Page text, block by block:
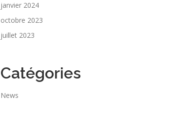
janvier 2024
octobre 2023
juillet 2023
Catégories
News